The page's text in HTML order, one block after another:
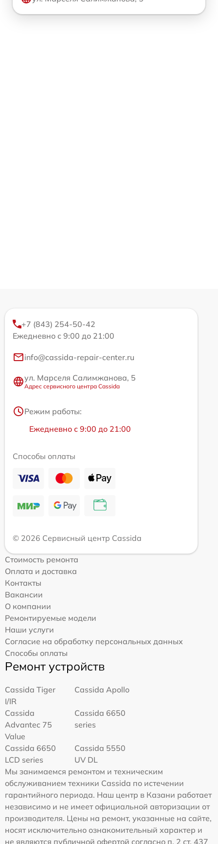
+7 (843) 254-50-42
Ежедневно с 9:00 до 21:00
info@cassida-repair-center.ru
ул. Марселя Салимжанова, 5
Адрес сервисного центра Cassida
Режим работы:
Ежедневно с 9:00 до 21:00
Способы оплаты
© 2026 Сервисный центр Cassida
Стоимость ремонта
Оплата и доставка
Контакты
Вакансии
О компании
Ремонтируемые модели
Наши услуги
Согласие на обработку персональных данных
Способы оплаты
Ремонт устройств
Cassida Tiger
I/IR
Cassida Apollo
Cassida
Advantec 75
Value
Cassida 6650
series
Cassida 6650
LCD series
Cassida 5550
UV DL
Мы занимаемся ремонтом и техническим
обслуживанием техники Cassida по истечении
гарантийного периода. Наш центр в Казани работает
независимо и не имеет официальной авторизации от
производителя. Цены на ремонт, указанные на сайте,
носят исключительно ознакомительный характер и
не являются публичной офертой согласно п. 2 ст. 437